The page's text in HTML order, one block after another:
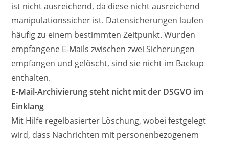
ist nicht ausreichend, da diese nicht ausreichend
manipulationssicher ist. Datensicherungen laufen
häufig zu einem bestimmten Zeitpunkt. Wurden
empfangene E-Mails zwischen zwei Sicherungen
empfangen und gelöscht, sind sie nicht im Backup
enthalten.
E-Mail-Archivierung steht nicht mit der DSGVO im
Einklang
Mit Hilfe regelbasierter Löschung, wobei festgelegt
wird, dass Nachrichten mit personenbezogenem